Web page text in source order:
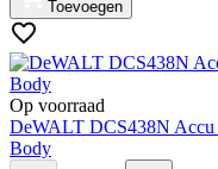
Toevoegen
Op voorraad
DeWALT DCS438N
Body